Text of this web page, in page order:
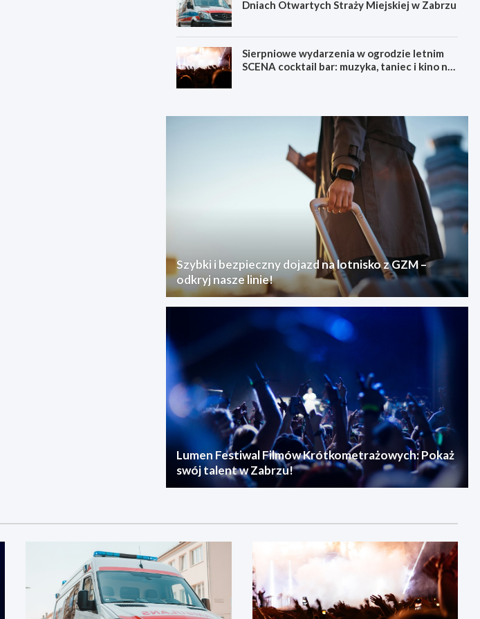
Dniach Otwartych Straży Miejskiej w Zabrzu
Sierpniowe wydarzenia w ogrodzie letnim
SCENA cocktail bar: muzyka, taniec i kino na
Szybki i bezpieczny dojazd na lotnisko z GZM –
odkryj nasze linie!
Lumen Festiwal Filmów Krótkometrażowych: Pokaż
swój talent w Zabrzu!